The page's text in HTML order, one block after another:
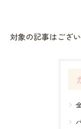
対象の記事はござ